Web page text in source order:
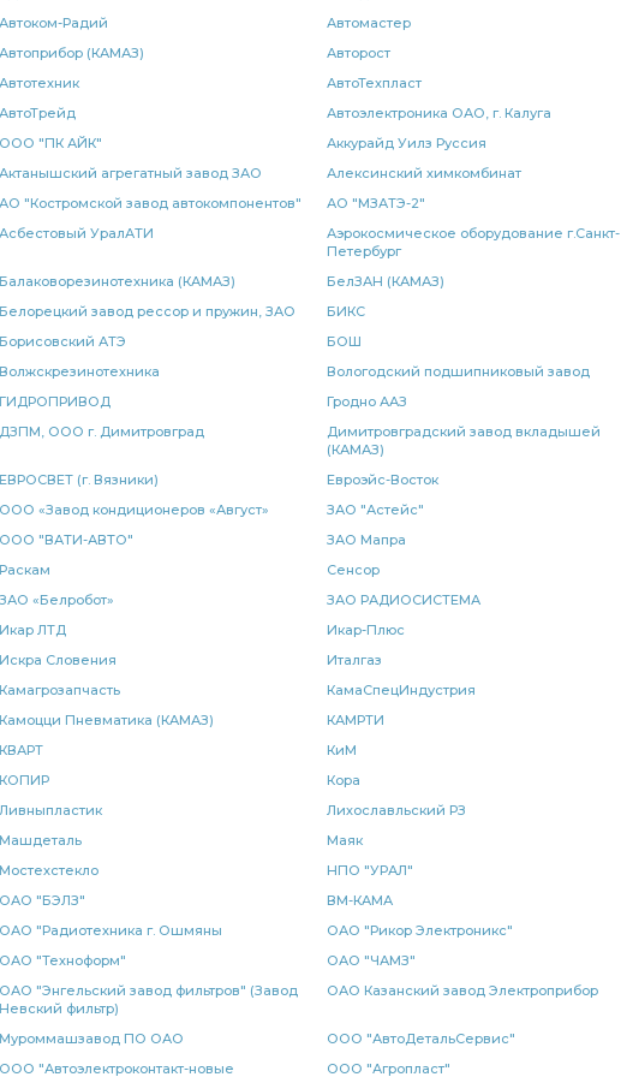
Кран ручного подушка КАМАЗ
2-х радиатор водяной 2-х рядный водяной 2-х
3-х рядный КАМАЗ КАМАЗ БОШ поворота КАМАЗ
деталей КАМАЗ выключатель КАМАЗ
трубка слива трубка слива масла сменный элемент
правый ан. барабанного тормоза
левый КПП КАМАЗ Кран ручного тормоза
прокладка медная КАМАЗ медная КАМАЗ
башмака балансира моста КАМАЗ тормозных сил
3-х рядный КАМАЗ ШААЗ
Подогреватель жидкостный
усилителя КАМАЗ муфта сцепления
РМШ КАМАЗ РОСТАР КАМАЗ ПААЗ амортизатор КАМАЗ
Диск колеса диск нажимной рукав радиатора
КАМАЗ РОСТАР РМШ конусный рукоятка переключения
Автоком-Радий
Автомастер
Автоприбор (КАМАЗ)
Авторост
Автотехник
АвтоТехпласт
АвтоТрейд
Автоэлектроника ОАО, г. Калуга
ООО "ПК АЙК"
Аккурайд Уилз Руссия
Актанышский агрегатный завод ЗАО
Алексинский химкомбинат
АО "Костромской завод автокомпонентов"
АО "МЗАТЭ-2"
Асбестовый УралАТИ
Аэрокосмическое оборудование г.Санкт-
Петербург
Балаковорезинотехника (КАМАЗ)
БелЗАН (КАМАЗ)
Белорецкий завод рессор и пружин, ЗАО
БИКС
Борисовский АТЭ
БОШ
Волжскрезинотехника
Вологодский подшипниковый завод
ГИДРОПРИВОД
Гродно ААЗ
ДЗПМ, ООО г. Димитровград
Димитровградский завод вкладышей
(КАМАЗ)
ЕВРОСВЕТ (г. Вязники)
Евроэйс-Восток
ООО «Завод кондиционеров «Август»
ЗАО "Астейс"
ООО "ВАТИ-АВТО"
ЗАО Мапра
Раскам
Сенсор
ЗАО «Белробот»
ЗАО РАДИОСИСТЕМА
Икар ЛТД
Икар-Плюс
Искра Словения
Италгаз
Камагрозапчасть
КамаСпецИндустрия
Камоцци Пневматика (КАМАЗ)
КАМРТИ
КВАРТ
КиМ
КОПИР
Кора
Ливныпластик
Лихославльский РЗ
Машдеталь
Маяк
Мостехстекло
НПО "УРАЛ"
ОАО "БЭЛЗ"
ВМ-КАМА
ОАО "Радиотехника г. Ошмяны
ОАО "Рикор Электроникс"
ОАО "Техноформ"
ОАО "ЧАМЗ"
ОАО "Энгельский завод фильтров" (Завод
Невский фильтр)
ОАО Казанский завод Электроприбор
Муроммашзавод ПО ОАО
ООО "АвтоДетальСервис"
ООО "Автоэлектроконтакт-новые
ООО "Агропласт"